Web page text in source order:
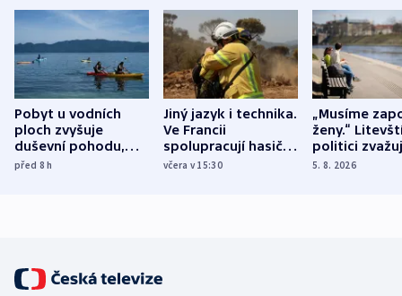
Pobyt u vodních
ploch zvyšuje
duševní pohodu,
ukázala
před 8h
Jiný jazyk i technika.
Ve Francii
spolupracují hasiči z
různých zemí
včera v 15:30
„Musíme
ženy.“
politici
dohodu o
5. 8. 2026